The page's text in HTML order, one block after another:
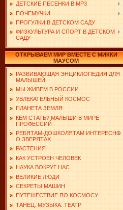
ДЕТСКИЕ ПЕСЕНКИ В MP3
ПОЧЕМУЧКИ
ПРОГУЛКИ В ДЕТСКОМ САДУ
ФИЗКУЛЬТУРА И СПОРТ В ДЕТСКОМ
САДУ
ОТКРЫВАЕМ МИР ВМЕСТЕ С МИККИ
МАУСОМ
РАЗВИВАЮЩАЯ ЭНЦИКЛОПЕДИЯ ДЛЯ
МАЛЫШЕЙ
МЫ ЖИВЕМ В РОССИИ
УВЛЕКАТЕЛЬНЫЙ КОСМОС
ПЛАНЕТА ЗЕМЛЯ
КЕМ СТАТЬ? МАЛЫШИ В МИРЕ
ПРОФЕССИЙ
РЕБЯТАМ-ДОШКОЛЯТАМ ИНТЕРЕСНО
О ЗВЕРЯТАХ
РАСТЕНИЯ
КАК УСТРОЕН ЧЕЛОВЕК
НАУКА ВОКРУГ НАС
ВЕЛИКИЕ ЛЮДИ
СЕКРЕТЫ МАШИН
ПУТЕШЕСТВИЕ ПО КОСМОСУ
ТАНЕЦ. МУЗЫКА. ТЕАТР